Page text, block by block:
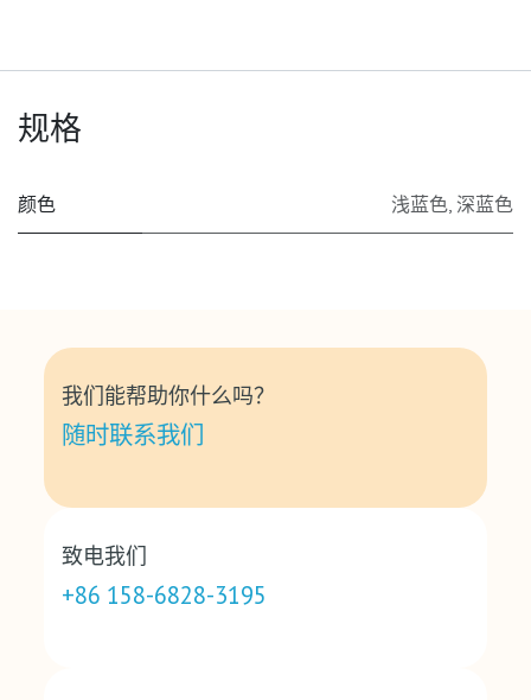
规格
颜色 浅蓝色 深蓝色
我们能帮助你什么吗？
随时联系我们
致电我们
+86 158-6828-3195